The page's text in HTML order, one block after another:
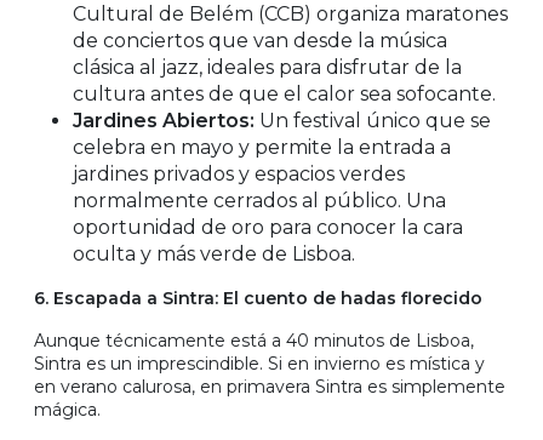
Cultural de Belém (CCB) organiza maratones
de conciertos que van desde la música
clásica al jazz, ideales para disfrutar de la
cultura antes de que el calor sea sofocante.
Jardines Abiertos: Un festival único que se
celebra en mayo y permite la entrada a
jardines privados y espacios verdes
normalmente cerrados al público. Una
oportunidad de oro para conocer la cara
oculta y más verde de Lisboa.
6. Escapada a Sintra: El cuento de hadas florecido
Aunque técnicamente está a 40 minutos de Lisboa,
Sintra es un imprescindible. Si en invierno es mística y
en verano calurosa, en primavera Sintra es simplemente
mágica.